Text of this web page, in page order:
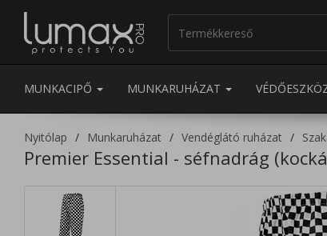
MUNKACIPŐ MUNKARUHÁZAT
Nyitólap Munkaruházat Vendéglátó ruházat
Premier Essential - séfnadrág